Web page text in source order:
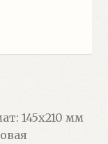
145х210 мм